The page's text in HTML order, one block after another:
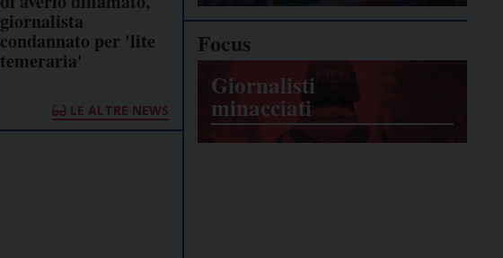
giornalista
condannato per 'lite
temeraria'
LE ALTRE NEWS
Focus
Giornalisti
minacciati